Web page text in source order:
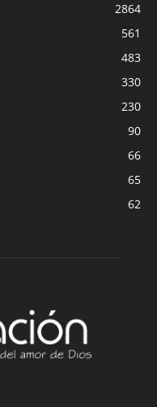
2864
561
483
330
230
90
66
65
62